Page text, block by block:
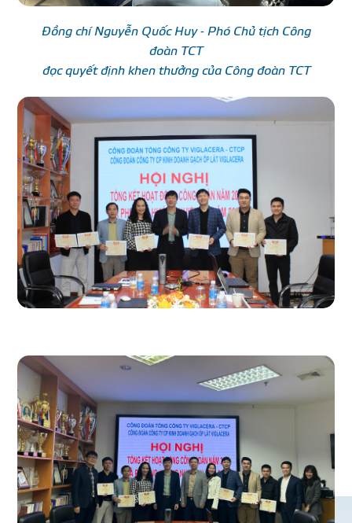
Đồng chí Nguyễn Quốc Huy - Phó Chủ tịch Công
đoàn TCT
đọc quyết định khen thưởng của Công đoàn TCT